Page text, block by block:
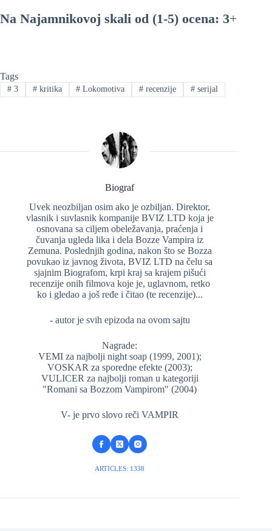
Na Najamnikovoj skali od (1-5) ocena: 3+
Tags
#3 #kritika # Lokomotiva # recenzije # serijal
Biograf
Uvek neozbiljan osim ako je ozbiljan. Direktor,
vlasnik i suvlasnik kompanije BVIZ LTD koja je
osnovana sa ciljem obeležavanja, praćenja i
čuvanja ugleda lika i dela Bozze Vampira iz
Zemuna. Poslednjih godina, nakon što se Bozza
povukao iz javnog života, BVIZ LTD na čelu sa
sjajnim Biografom, krpi kraj sa krajem pišući
recenzije onih filmova koje je, uglavnom, retko
ko i gledao a još ređe i čitao (te recenzije)...
- autor je svih epizoda na ovom sajtu
Nagrade:
VEMI za najbolji night soap (1999, 2001);
VOSKAR za sporedne efekte (2003);
VULICER za najbolji roman u kategoriji
"Romani sa Bozzom Vampirom" (2004)
V- je prvo slovo reči VAMPIR
ARTICLES: 1338